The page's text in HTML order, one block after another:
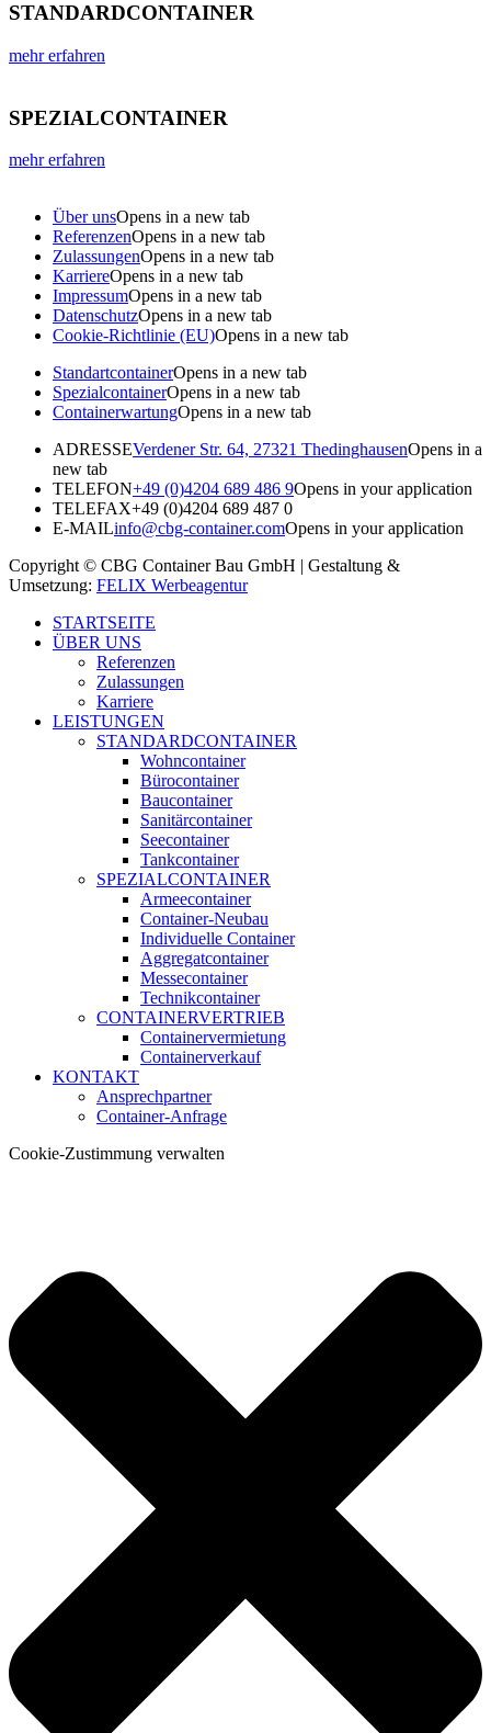
STANDARDCONTAINER
mehr erfahren
SPEZIALCONTAINER
mehr erfahren
Über unsOpens in a new tab
ReferenzenOpens in a new tab
ZulassungenOpens in a new tab
KarriereOpens in a new tab
ImpressumOpens in a new tab
DatenschutzOpens in a new tab
Cookie-Richtlinie (EU)Opens in a new tab
StandartcontainerOpens in a new tab
SpezialcontainerOpens in a new tab
ContainerwartungOpens in a new tab
ADRESSEVerdener Str. 64, 27321 ThedinghausenOpens in a
new tab
TELEFON+49 (0)4204 689 486 9​Opens in your application
TELEFAX+49 (0)4204 689 487 0
E-MAILinfo@cbg-container.comOpens in your application
Copyright © CBG Container Bau GmbH | Gestaltung &
Umsetzung: FELIX Werbeagentur
STARTSEITE
ÜBER UNS
Referenzen
Zulassungen
Karriere
LEISTUNGEN
STANDARDCONTAINER
Wohncontainer
Bürocontainer
Baucontainer
Sanitärcontainer
Seecontainer
Tankcontainer
SPEZIALCONTAINER
Armeecontainer
Container-Neubau
Individuelle Container
Aggregatcontainer
Messecontainer
Technikcontainer
CONTAINERVERTRIEB
Containervermietung
Containerverkauf
KONTAKT
Ansprechpartner
Container-Anfrage
Cookie-Zustimmung verwalten